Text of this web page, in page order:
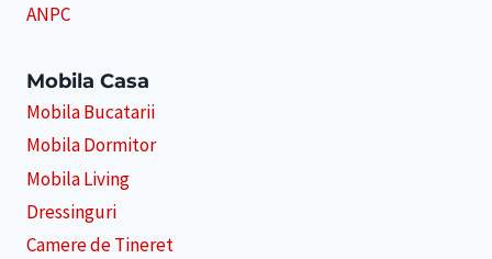
ANPC
Mobila Casa
Mobila Bucatarii
Mobila Dormitor
Mobila Living
Dressinguri
Camere de Tineret